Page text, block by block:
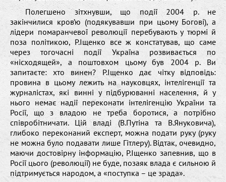
Полегшено зітхнувши, що події 2004 р. не
закінчилися кров’ю (подякувавши при цьому Богові), а
лідери помаранчевої революції перебувають у тюрмі й
поза політикою, Р.Іщенко все ж констатував, що саме
через тогочасні події Україна розвивається по
«нісходящей», а поштовхом цьому був 2004 р. Ви
запитаєте: хто винен? Р.Іщенко дає чітку відповідь:
провина в цьому лежить на науковцях, інтелігенції та
журналістах, які винні у підбурюванні населення, й у
нього немає надії переконати інтелігенцію України та
Росії, що з владою не треба боротися, а потрібно
співробітничати. Цій владі (В.Путіна та В.Януковича),
глибоко переконаний експерт, можна подати руку (руку
не можна було подавати лише Гітлеру). Відтак, очевидно,
маючи достовірну інформацію, Р.Іщенко запевнив, що в
Росії цього (революції) не буде, позаяк влада є сильною й
підтримується народом, а «поступка – це зрада».